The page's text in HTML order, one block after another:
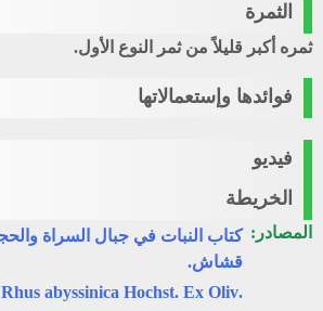
الثمرة
ثمره أكبر قليلاً من ثمر النوع الأول.
فوائدها وإستعمالاتها
فيديو
الخريطة
المصادر: كتاب النبات في جبال السراة
قشاش.
.Rhus abyssinica Hochst. Ex Oliv